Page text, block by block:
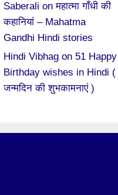
Saberali onमहात्मा गाँधी की
कहानियां – Mahatma
Gandhi Hindi stories
Hindi Vibhag on 51 Happy
Birthday wishes in Hindi (
जन्मदिन की शुभकामनाएं )